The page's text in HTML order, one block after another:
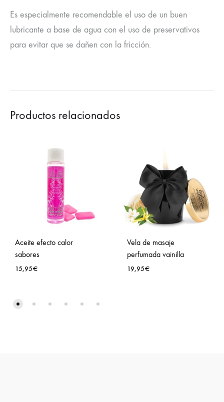
Es especialmente recomendable el uso de un buen
lubricante a base de agua con el uso de preservativos
para evitar que se dañen con la fricción.
Productos relacionados
Aceite efecto calor
sabores
15,95€
Vela de masaje
perfumada vainilla
19,95€